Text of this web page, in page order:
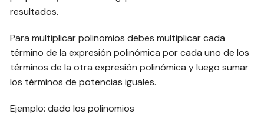
resultados.
Para multiplicar polinomios debes multiplicar cada
término de la expresión polinómica por cada uno de los
términos de la otra expresión polinómica y luego sumar
los términos de potencias iguales.
Ejemplo: dado los polinomios